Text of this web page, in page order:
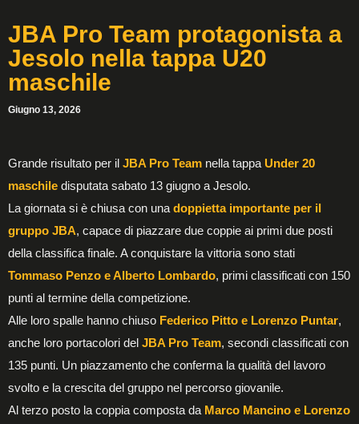
JBA Pro Team protagonista a
Jesolo nella tappa U20
maschile
Giugno 13, 2026
Grande risultato per il JBA Pro Team nella tappa Under 20
maschile disputata sabato 13 giugno a Jesolo.
La giornata si è chiusa con una doppietta importante per il
gruppo JBA, capace di piazzare due coppie ai primi due posti
della classifica finale. A conquistare la vittoria sono stati
Tommaso Penzo e Alberto Lombardo, primi classificati con 150
punti al termine della competizione.
Alle loro spalle hanno chiuso Federico Pitto e Lorenzo Puntar,
anche loro portacolori del JBA Pro Team, secondi classificati con
135 punti. Un piazzamento che conferma la qualità del lavoro
svolto e la crescita del gruppo nel percorso giovanile.
Al terzo posto la coppia composta da Marco Mancino e Lorenzo